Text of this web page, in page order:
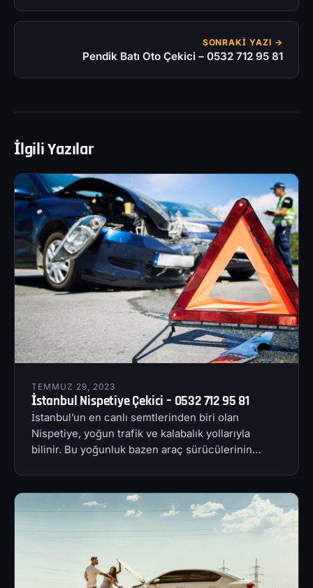
SONRAKI YAZI →
Pendik Batı Oto Çekici – 0532 712 95 81
İlgili Yazılar
TEMMUZ 29, 2023
İstanbul Nispetiye Çekici – 0532 712 95 81
İstanbul’un en canlı semtlerinden biri olan
Nispetiye, yoğun trafik ve kalabalık yollarıyla
bilinir. Bu yoğunluk bazen araç sürücülerinin…